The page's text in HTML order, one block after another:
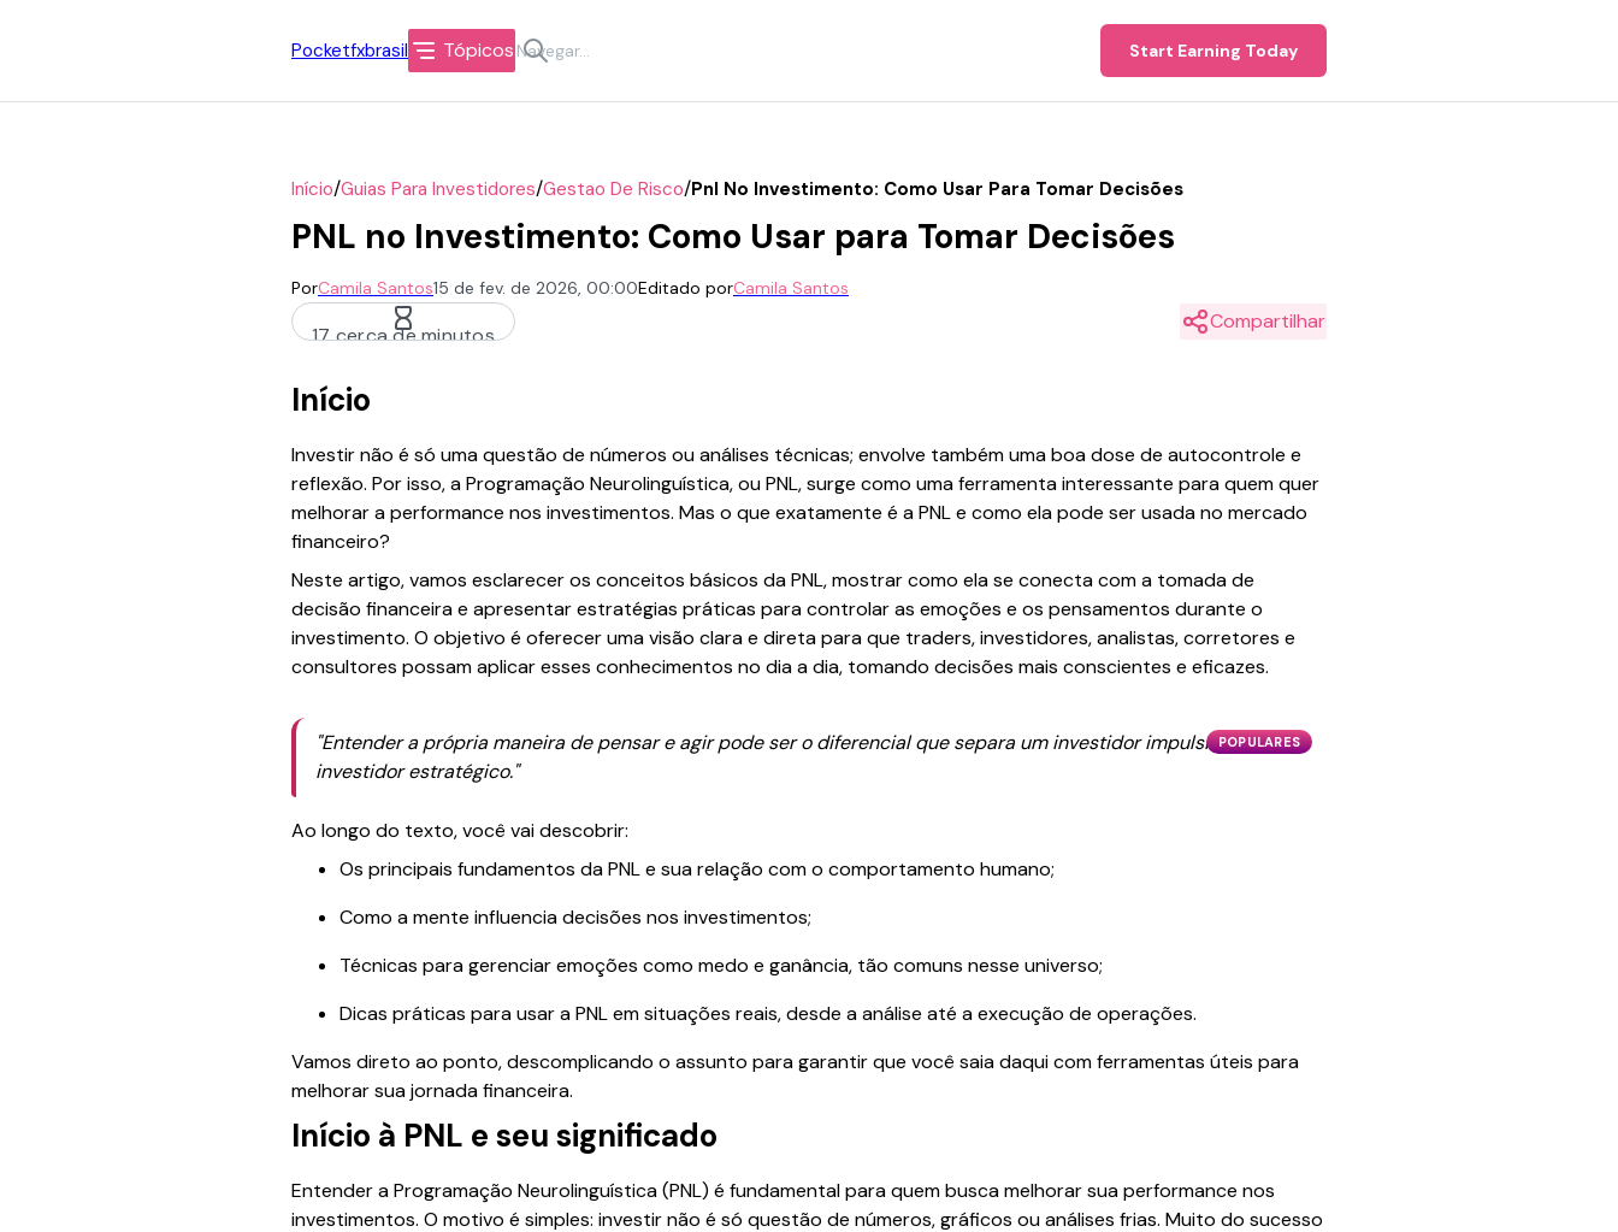
Pocketfxbrasil Tópicos Start Earning Today
Início/Guias Para Investidores/Gestao De Risco/Pnl No Investimento: Como Usar Para Tomar Decisões
PNL no Investimento: Como Usar para Tomar Decisões
PorCamila Santos15 de fev. de 2026, 00:00Editado porCamila Santos
17 cerca de minutos
Compartilhar
Início
Investir não é só uma questão de números ou análises técnicas; envolve também uma boa dose de autocontrole e
reflexão. Por isso, a Programação Neurolinguística, ou PNL, surge como uma ferramenta interessante para quem quer
melhorar a performance nos investimentos. Mas o que exatamente é a PNL e como ela pode ser usada no mercado
financeiro?
Neste artigo, vamos esclarecer os conceitos básicos da PNL, mostrar como ela se conecta com a tomada de
decisão financeira e apresentar estratégias práticas para controlar as emoções e os pensamentos durante o
investimento. O objetivo é oferecer uma visão clara e direta para que traders, investidores, analistas, corretores e
consultores possam aplicar esses conhecimentos no dia a dia, tomando decisões mais conscientes e eficazes.
POPULARES
"Entender a própria maneira de pensar e agir pode ser o diferencial que separa um investidor impulsivo de um
investidor estratégico."
Ao longo do texto, você vai descobrir:
Os principais fundamentos da PNL e sua relação com o comportamento humano;
Como a mente influencia decisões nos investimentos;
Técnicas para gerenciar emoções como medo e ganância, tão comuns nesse universo;
Dicas práticas para usar a PNL em situações reais, desde a análise até a execução de operações.
Vamos direto ao ponto, descomplicando o assunto para garantir que você saia daqui com ferramentas úteis para
melhorar sua jornada financeira.
Início à PNL e seu significado
Entender a Programação Neurolinguística (PNL) é fundamental para quem busca melhorar sua performance nos
investimentos. O motivo é simples: investir não é só questão de números, gráficos ou análises frias. Muito do sucesso